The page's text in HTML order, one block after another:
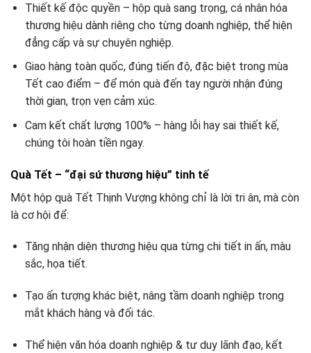
Thiết kế độc quyền – hộp quà sang trọng, cá nhân hóa
thương hiệu dành riêng cho từng doanh nghiệp, thể hiện
đẳng cấp và sự chuyên nghiệp.
Giao hàng toàn quốc, đúng tiến độ, đặc biệt trong mùa
Tết cao điểm – để món quà đến tay người nhận đúng
thời gian, trọn vẹn cảm xúc.
Cam kết chất lượng 100% – hàng lỗi hay sai thiết kế,
chúng tôi hoàn tiền ngay.
Quà Tết – “đại sứ thương hiệu” tinh tế
Một hộp quà Tết Thịnh Vượng không chỉ là lời tri ân, mà còn
là cơ hội để:
Tăng nhận diện thương hiệu qua từng chi tiết in ấn, màu
sắc, họa tiết.
Tạo ấn tượng khác biệt, nâng tầm doanh nghiệp trong
mắt khách hàng và đối tác.
Thể hiện văn hóa doanh nghiệp & tư duy lãnh đạo, kết